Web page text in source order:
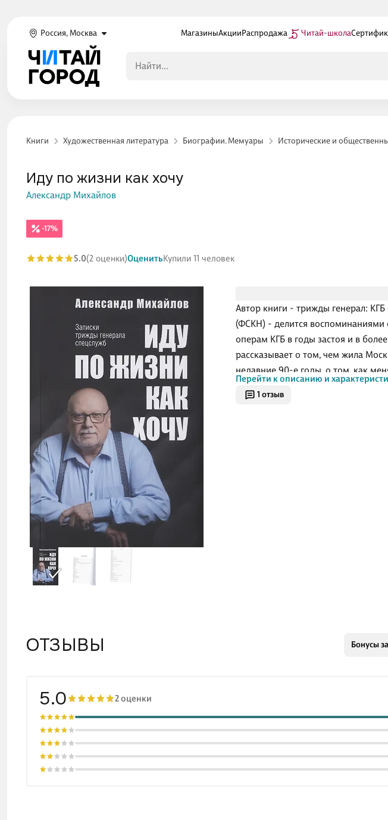
Россия, Москва МагазиныАкцииРаспродажа Читай-школа
Книги Художественная литература Биографии. Мемуары Исторические и
1 отзыв
Автор книги - трижды генерал:
(ФСКН) - делится воспоминаниями
операм КГБ в годы застоя и в
рассказывает о том, чем жила
недавние 90-е годы, о том, как
изменялись и спецслужбы. В
шпионских историй, но есть
Перейти к описанию и
-17%
Иду по жизни как хочу
Александр Михайлов
5.0(2 оценки)ОценитьКупили 11 человек
ОТЗЫВЫ Бонусы
5.0 2 оценки